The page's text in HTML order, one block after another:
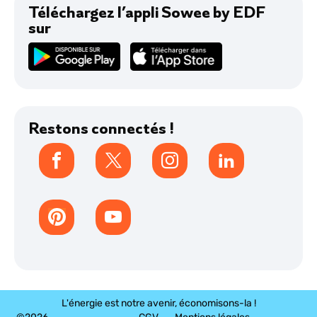
Avis
Téléchargez l’appli Sowee by EDF
sur
Restons connectés !
L'énergie est notre avenir, économisons-la !